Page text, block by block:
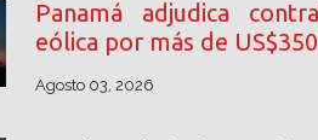
Panamá adjudica
eólica por más de
Agosto 03, 2026